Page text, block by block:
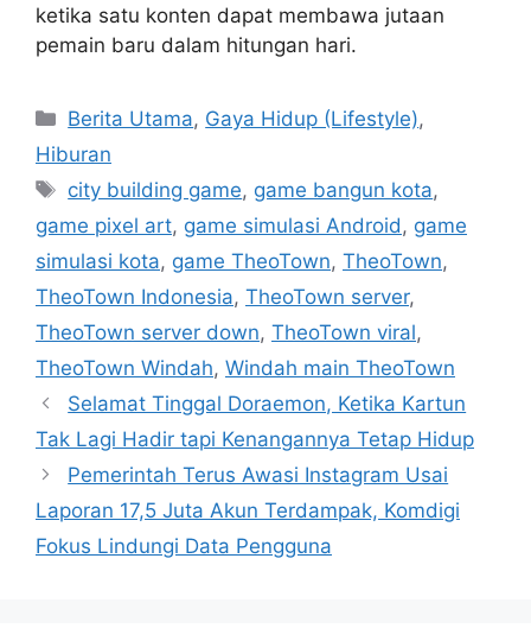
ketika satu konten dapat membawa jutaan
pemain baru dalam hitungan hari.
C
a
e
g
o
r
i
s
Berita Utama, Gaya Hidup (Lifestyle),
Hiburan
T
a
s
city building game, game bangun kota,
game pixel art, game simulasi Android, game
simulasi kota, game TheoTown, TheoTown,
TheoTown Indonesia, TheoTown server,
TheoTown server down, TheoTown viral,
TheoTown Windah, Windah main TheoTown
Selamat Tinggal Doraemon, Ketika Kartun
Tak Lagi Hadir tapi Kenangannya Tetap Hidup
Pemerintah Terus Awasi Instagram Usai
Laporan 17,5 Juta Akun Terdampak, Komdigi
Fokus Lindungi Data Pengguna